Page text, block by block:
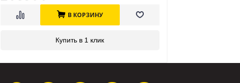
В КОРЗИНУ
Купить в 1 клик